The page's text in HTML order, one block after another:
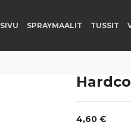
SPRAYMAALIT TUSSIT
4,60 €